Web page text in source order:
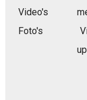
Video's
Foto's